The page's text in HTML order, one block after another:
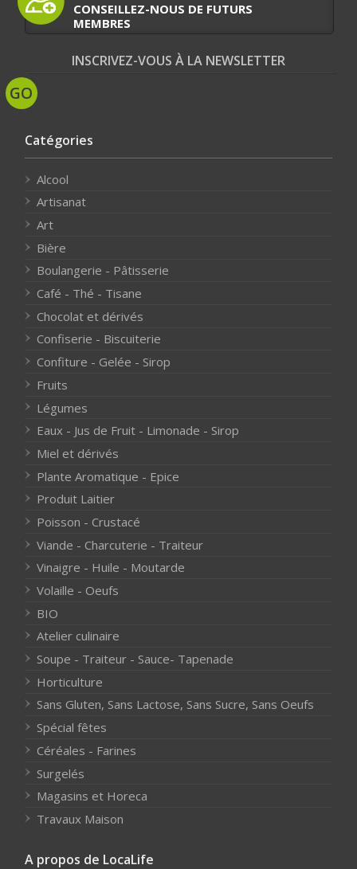
CONSEILLEZ-NOUS DE FUTURS
MEMBRES
INSCRIVEZ-VOUS À LA NEWSLETTER
Catégories
Alcool
Artisanat
Art
Bière
Boulangerie - Pâtisserie
Café - Thé - Tisane
Chocolat et dérivés
Confiserie - Biscuiterie
Confiture - Gelée - Sirop
Fruits
Légumes
Eaux - Jus de Fruit - Limonade - Sirop
Miel et dérivés
Plante Aromatique - Epice
Produit Laitier
Poisson - Crustacé
Viande - Charcuterie - Traiteur
Vinaigre - Huile - Moutarde
Volaille - Oeufs
BIO
Atelier culinaire
Soupe - Traiteur - Sauce- Tapenade
Horticulture
Sans Gluten, Sans Lactose, Sans Sucre, Sans Oeufs
Spécial fêtes
Céréales - Farines
Surgelés
Magasins et Horeca
Travaux Maison
A propos de LocaLife